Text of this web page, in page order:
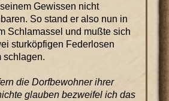
Gewissen nicht
So stand er also nun in
Schlamassel und mußte sich
sturköpfigen Federlosen
schlagen.
die Dorfbewohner ihrer
glauben bezweifel ich das